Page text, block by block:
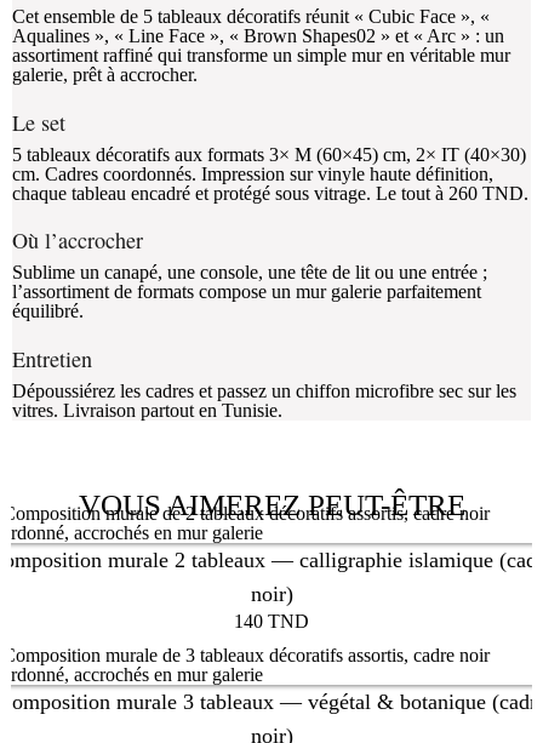
Cet ensemble de 5 tableaux décoratifs réunit « Cubic Face », «
Aqualines », « Line Face », « Brown Shapes02 » et « Arc » : un
assortiment raffiné qui transforme un simple mur en véritable mur
galerie, prêt à accrocher.
Le set
5 tableaux décoratifs aux formats 3× M (60×45) cm, 2× IT (40×30)
cm. Cadres coordonnés. Impression sur vinyle haute définition,
chaque tableau encadré et protégé sous vitrage. Le tout à 260 TND.
Où l’accrocher
Sublime un canapé, une console, une tête de lit ou une entrée ;
l’assortiment de formats compose un mur galerie parfaitement
équilibré.
Entretien
Dépoussiérez les cadres et passez un chiffon microfibre sec sur les
vitres. Livraison partout en Tunisie.
VOUS AIMEREZ PEUT-ÊTRE
murale 2 tableaux — calligraphie islamique
noir)
140 TND
murale 3 tableaux — végétal & botanique
noir)